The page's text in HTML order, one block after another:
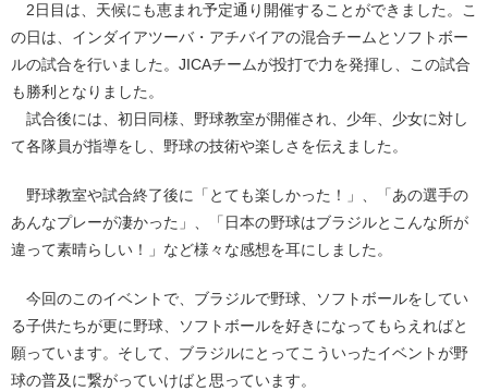
2日目は、天候にも恵まれ予定通り開催することができました。こ
の日は、インダイアツーバ・アチバイアの混合チームとソフトボー
ルの試合を行いました。JICAチームが投打で力を発揮し、この試合
も勝利となりました。
試合後には、初日同様、野球教室が開催され、少年、少女に対し
て各隊員が指導をし、野球の技術や楽しさを伝えました。
野球教室や試合終了後に「とても楽しかった！」、「あの選手の
あんなプレーが凄かった」、「日本の野球はブラジルとこんな所が
違って素晴らしい！」など様々な感想を耳にしました。
今回のこのイベントで、ブラジルで野球、ソフトボールをしてい
る子供たちが更に野球、ソフトボールを好きになってもらえればと
願っています。そして、ブラジルにとってこういったイベントが野
球の普及に繋がっていけばと思っています。